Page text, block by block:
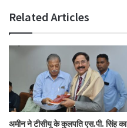
Related Articles
अमीन ने टीसीयू के कुलपति एस.पी. सिंह का